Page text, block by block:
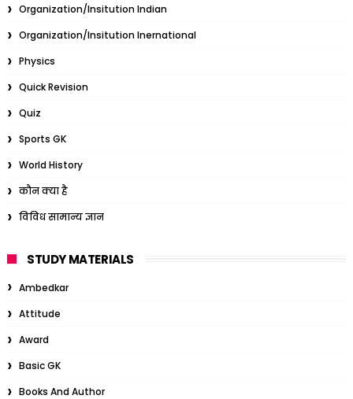
Organization/Insitution Indian
Organization/Insitution Inernational
Physics
Quick Revision
Quiz
Sports GK
World History
कौन क्या है
विविध सामान्य ज्ञान
STUDY MATERIALS
Ambedkar
Attitude
Award
Basic GK
Books And Author